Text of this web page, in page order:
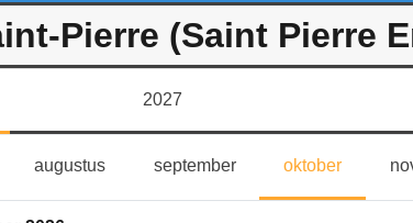
Pierre (Saint Pierre
2027
augustusaugustusseptemberseptember
oktoberoktober